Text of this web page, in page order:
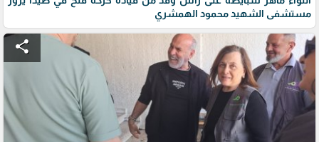
مستشفى الشهيد محمود الهمشري
share